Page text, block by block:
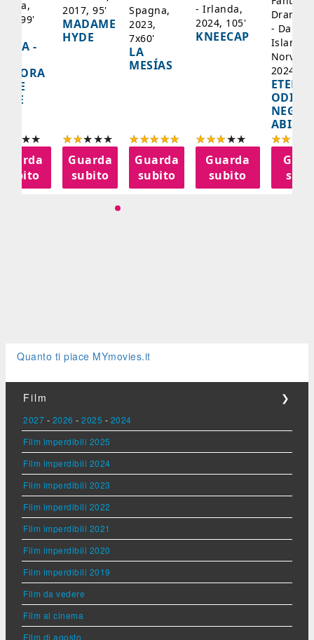
99'
-
subito
2017, 95'
MADAME
HYDE
Guarda
subito
Spagna,
2023,
7x60'
LA
MESÍAS
Guarda
subito
- Irlanda,
2024, 105'
KNEECAP
Guarda
subito
-
Islanda,
2024,
NEGLI
ABISSI
Quanto ti piace MYmovies.it
Film ❯
2027 - 2026 - 2025 - 2024
Film imperdibili 2025
Film imperdibili 2024
Film imperdibili 2023
Film imperdibili 2022
Film imperdibili 2021
Film imperdibili 2020
Film imperdibili 2019
Film da vedere
Film al cinema
Film di agosto